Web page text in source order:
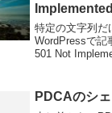
Implemented
特定の文字列
WordPressで記
501 Not
は、実装されて
PDCAのシ